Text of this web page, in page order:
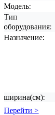
Модель:
Тип
оборудования:
Назначение:
ширина(см):
Перейти >